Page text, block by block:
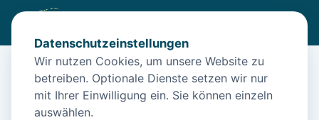
/Unterkünfte /Norden/Norden: Unterkunft Helga
Norden: Unterkunft Helga
Datenschutzeinstellungen
Wir nutzen Cookies, um unsere Website zu
betreiben. Optionale Dienste setzen wir nur
mit Ihrer Einwilligung ein. Sie können einzeln
auswählen.